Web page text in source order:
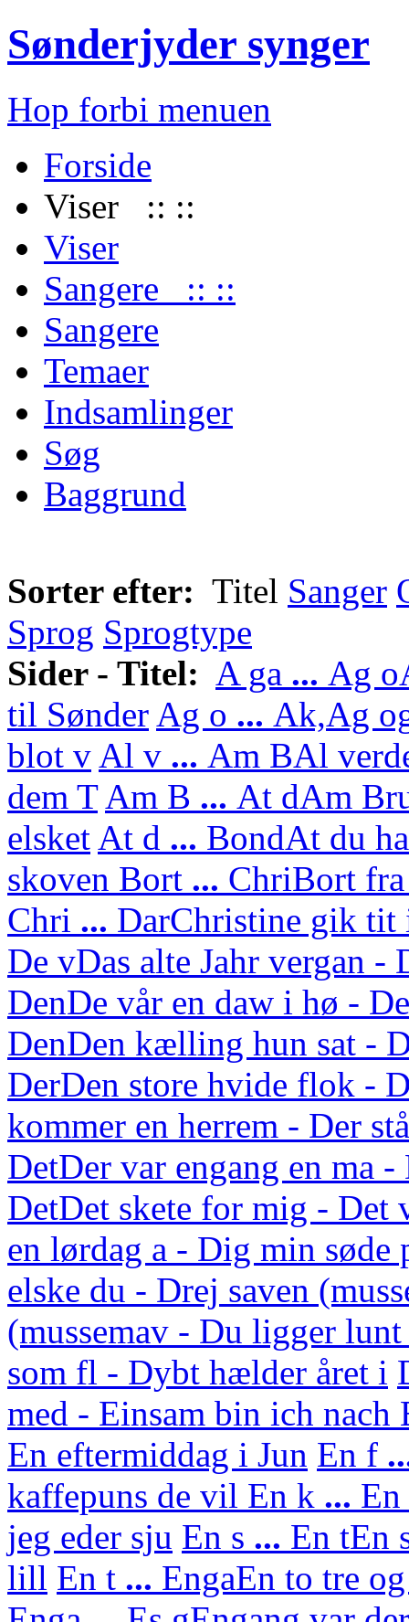
Sønderjyder synger
Hop forbi menuen
Forside
Viser :: ::
Viser
Sangere :: ::
Sangere
Temaer
Indsamlinger
Søg
Baggrund
Sorter efter: Titel Sanger
Sprog Sprogtype
Sider - Titel: A ga ... Ag o
til Sønder Ag o ... Ak,Ag
blot v Al v ... Am BAl
dem T Am B ... At dAm
elsket At d ... BondAt du
skoven Bort ... ChriBort
Chri ... DarChristine gik tit
De vDas alte Jahr vergan -
DenDe vår en daw i hø -
DenDen kælling hun sat -
DerDen store hvide flok -
kommer en herrem - Der
DetDer var engang en ma
DetDet skete for mig - Det
en lørdag a - Dig min søde
elske du - Drej saven
(mussemav - Du ligger lunt
som fl - Dybt hælder året i
med - Einsam bin ich nach
En eftermiddag i Jun En f
kaffepuns de vil En k ... En
jeg eder sju En s ... En tEn
lill En t ... EngaEn to tre